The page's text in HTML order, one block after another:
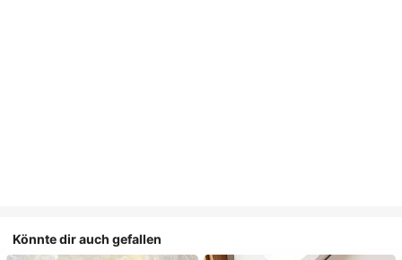
Könnte dir auch gefallen